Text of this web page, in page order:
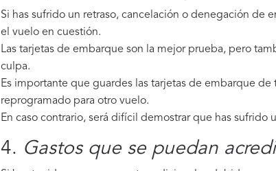
Si has sufrido un retraso, cancelación o denegación de
el vuelo en cuestión.
Las tarjetas de embarque son la mejor prueba, pero
culpa.
Es importante que guardes las tarjetas de embarque
reprogramado para otro vuelo.
En caso contrario, será difícil demostrar que has sufrido
4. Gastos que se puedan